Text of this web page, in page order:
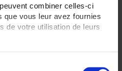
combiner celles-ci
que vous leur avez fournies
de votre utilisation de leurs
PAC93